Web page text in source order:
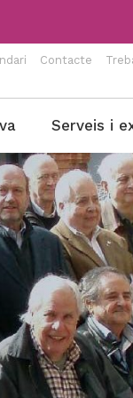
Contacte
Serveis i